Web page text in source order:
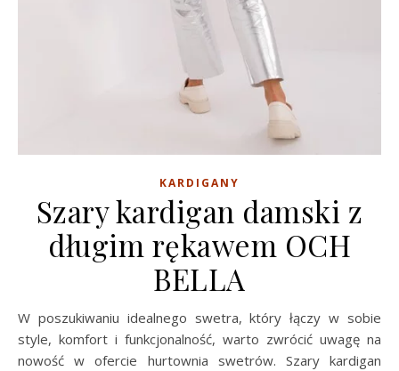
KARDIGANY
Szary kardigan damski z
długim rękawem OCH
BELLA
W poszukiwaniu idealnego swetra, który łączy w sobie
style, komfort i funkcjonalność, warto zwrócić uwagę na
nowość w ofercie hurtownia swetrów. Szary kardigan